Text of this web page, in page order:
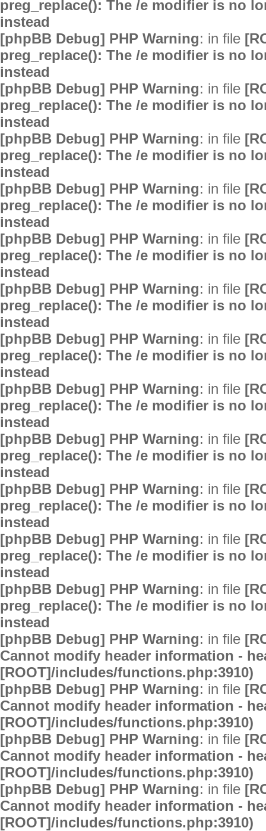
preg_replace(): The /e modifier is no
instead
[phpBB Debug] PHP Warning: in file
preg_replace(): The /e modifier is no
instead
[phpBB Debug] PHP Warning: in file
preg_replace(): The /e modifier is no
instead
[phpBB Debug] PHP Warning: in file
preg_replace(): The /e modifier is no
instead
[phpBB Debug] PHP Warning: in file
preg_replace(): The /e modifier is no
instead
[phpBB Debug] PHP Warning: in file
preg_replace(): The /e modifier is no
instead
[phpBB Debug] PHP Warning: in file
preg_replace(): The /e modifier is no
instead
[phpBB Debug] PHP Warning: in file
preg_replace(): The /e modifier is no
instead
[phpBB Debug] PHP Warning: in file
preg_replace(): The /e modifier is no
instead
[phpBB Debug] PHP Warning: in file
preg_replace(): The /e modifier is no
instead
[phpBB Debug] PHP Warning: in file
preg_replace(): The /e modifier is no
instead
[phpBB Debug] PHP Warning: in file
preg_replace(): The /e modifier is no
instead
[phpBB Debug] PHP Warning: in file
preg_replace(): The /e modifier is no
instead
[phpBB Debug] PHP Warning: in file
Cannot modify header information -
[ROOT]/includes/functions.php:3910)
[phpBB Debug] PHP Warning: in file
Cannot modify header information -
[ROOT]/includes/functions.php:3910)
[phpBB Debug] PHP Warning: in file
Cannot modify header information -
[ROOT]/includes/functions.php:3910)
[phpBB Debug] PHP Warning: in file
Cannot modify header information -
[ROOT]/includes/functions.php:3910)